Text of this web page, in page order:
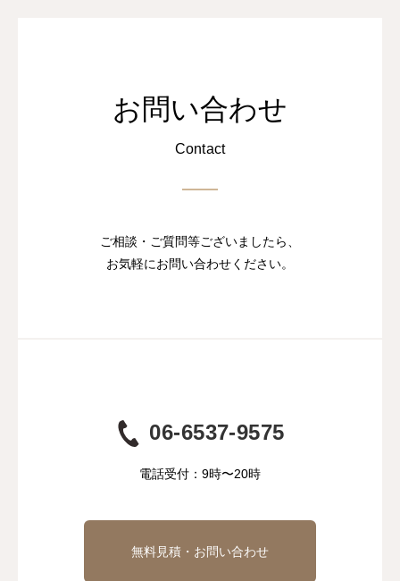
お問い合わせ
Contact
ご相談・ご質問等ございましたら、
お気軽にお問い合わせください。
06-6537-9575
電話受付：9時〜20時
無料見積・お問い合わせ